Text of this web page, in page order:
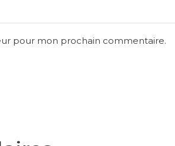
pour mon prochain commentaire.